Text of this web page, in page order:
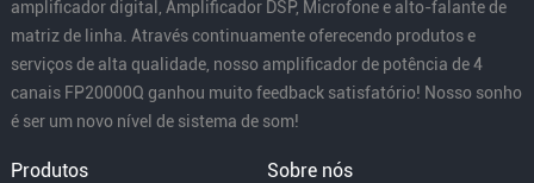
amplificador digital, Amplificador DSP, Microfone e alto-falante de
matriz de linha. Através continuamente oferecendo produtos e
serviços de alta qualidade, nosso amplificador de potência de 4
canais FP20000Q ganhou muito feedback satisfatório! Nosso sonho
é ser um novo nível de sistema de som!
Produtos Sobre nós